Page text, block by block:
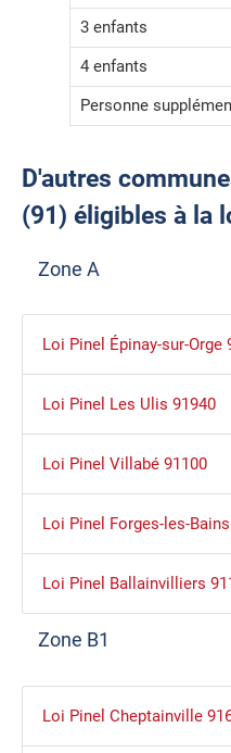
3 enfants
4 enfants
Personne
D'autres
(91) éligibles à la
Zone A
Loi Pinel Épinay-sur-Orge
Loi Pinel Les Ulis 91940
Loi Pinel Villabé 91100
Loi Pinel Forges-les-
Loi Pinel Ballainvilliers
Zone B1
Loi Pinel Cheptainville